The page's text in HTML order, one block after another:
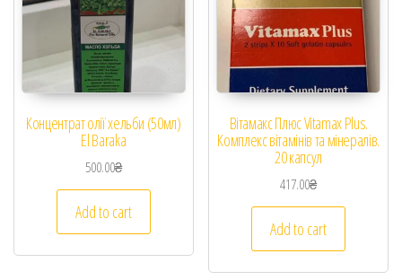
Концентрат олії хельби (50мл)
El Baraka
500.00₴
Add to cart
Вітамакс Плюс Vitamax Plus.
Комплекс вітамінів та мінералів.
20 капсул
417.00₴
Add to cart